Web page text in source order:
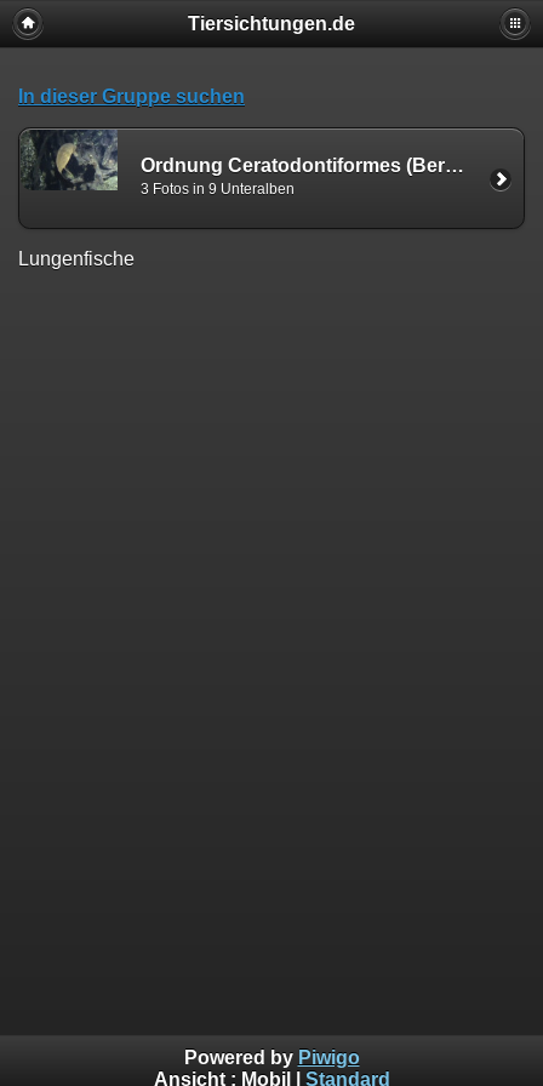
Tiersichtungen.de
In dieser Gruppe suchen
Ordnung Ceratodontiformes (Berg, 1940)
3 Fotos in 9 Unteralben
Lungenfische
Powered by Piwigo
Ansicht : Mobil Standard